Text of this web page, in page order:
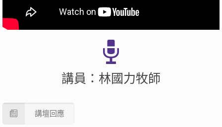
講員：林國力牧師
講壇回應